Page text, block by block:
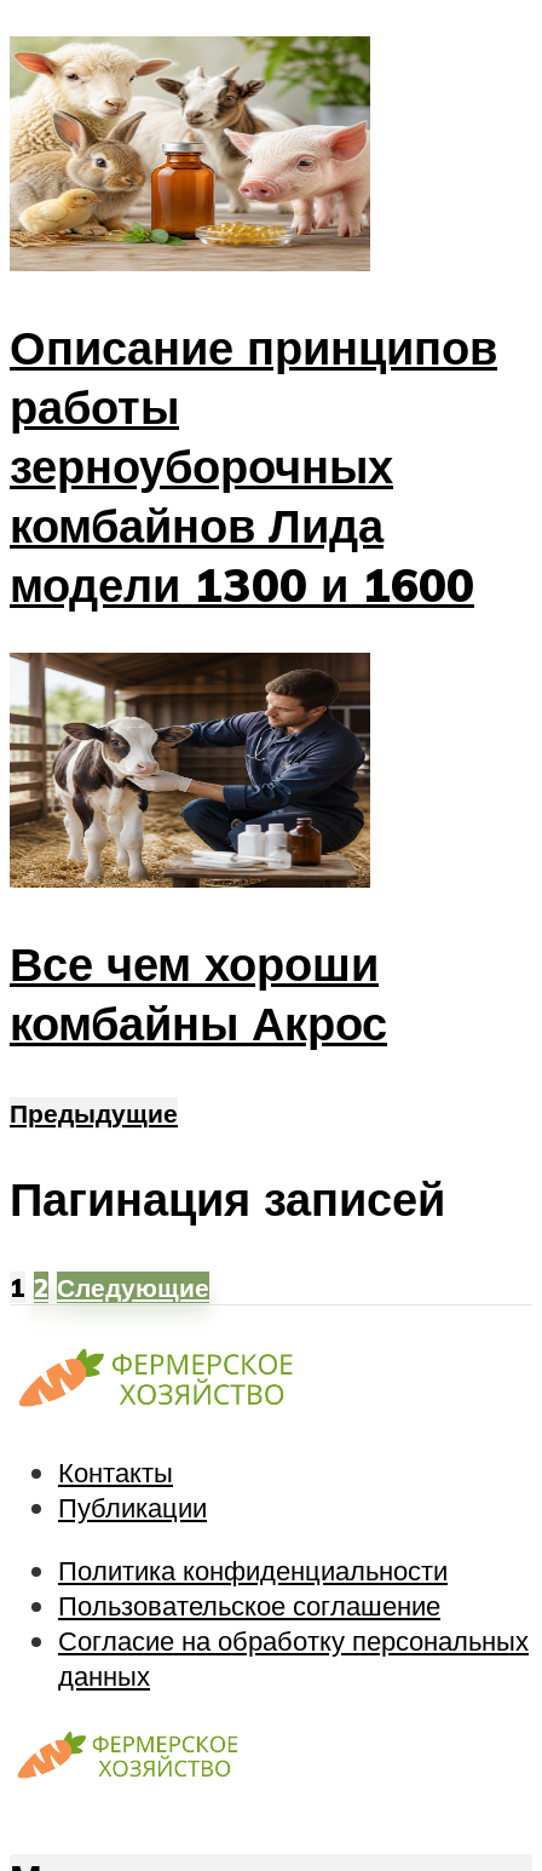
Описание принципов
работы
зерноуборочных
комбайнов Лида
модели 1300 и 1600
Все чем хороши
комбайны Акрос
Предыдущие
Пагинация записей
1 2 Следующие
Контакты
Публикации
Политика конфиденциальности
Пользовательское соглашение
Согласие на обработку персональных
данных